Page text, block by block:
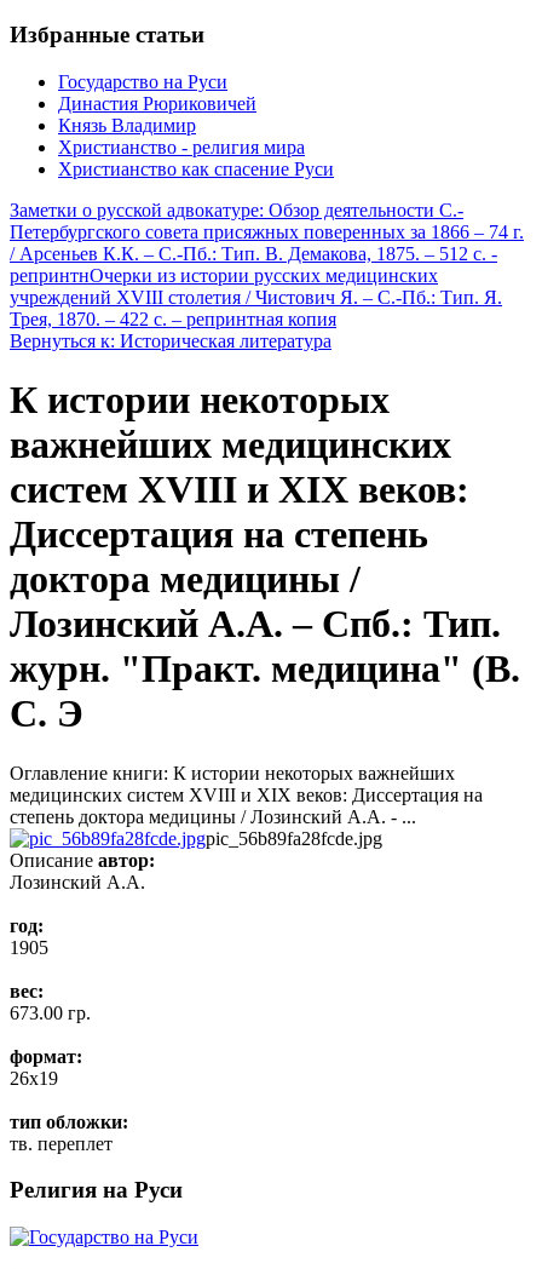
Избранные статьи
Государство на Руси
Династия Рюриковичей
Князь Владимир
Христианство - религия мира
Христианство как спасение Руси
Заметки о русской адвокатуре: Обзор деятельности С.-
Петербургского совета присяжных поверенных за 1866 – 74 г.
/ Арсеньев К.К. – С.-Пб.: Тип. В. Демакова, 1875. – 512 с. -
репринтнОчерки из истории русских медицинских
учреждений XVIII столетия / Чистович Я. – С.-Пб.: Тип. Я.
Трея, 1870. – 422 с. – репринтная копия
Вернуться к: Историческая литература
К истории некоторых
важнейших медицинских
систем XVIII и XIX веков:
Диссертация на степень
доктора медицины /
Лозинский А.А. – Спб.: Тип.
журн. "Практ. медицина" (В.
С. Э
Оглавление книги: К истории некоторых важнейших
медицинских систем XVIII и XIX веков: Диссертация на
степень доктора медицины / Лозинский А.А. - ...
pic_56b89fa28fcde.jpg
Описание автор:
Лозинский А.А.
год:
1905
вес:
673.00 гр.
формат:
26x19
тип обложки:
тв. переплет
Религия на Руси